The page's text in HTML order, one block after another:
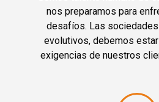
nos preparamos para
desafíos. Las
evolutivos, debemos
exigencias de nuestros